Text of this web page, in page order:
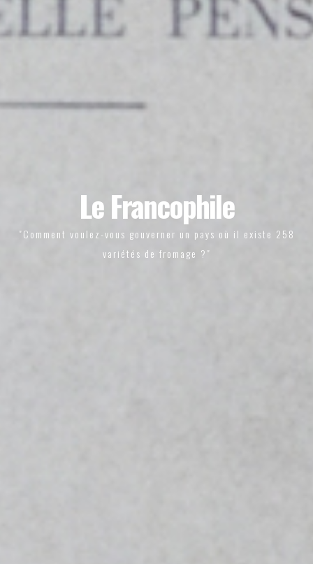
Le Francophile
"Comment voulez-vous gouverner un pays où il existe 258
variétés de fromage ?"